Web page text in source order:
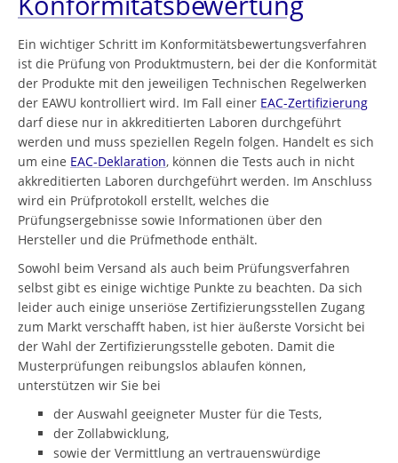
Ein wichtiger Schritt im Konformitätsbewertungsverfahren
ist die Prüfung von Produktmustern, bei der die Konformität
der Produkte mit den jeweiligen Technischen Regelwerken
der EAWU kontrolliert wird. Im Fall einer EAC-Zertifizierung
darf diese nur in akkreditierten Laboren durchgeführt
werden und muss speziellen Regeln folgen. Handelt es sich
um eine EAC-Deklaration, können die Tests auch in nicht
akkreditierten Laboren durchgeführt werden. Im Anschluss
wird ein Prüfprotokoll erstellt, welches die
Prüfungsergebnisse sowie Informationen über den
Hersteller und die Prüfmethode enthält.
Sowohl beim Versand als auch beim Prüfungsverfahren
selbst gibt es einige wichtige Punkte zu beachten. Da sich
leider auch einige unseriöse Zertifizierungsstellen Zugang
zum Markt verschafft haben, ist hier äußerste Vorsicht bei
der Wahl der Zertifizierungsstelle geboten. Damit die
Musterprüfungen reibungslos ablaufen können,
unterstützen wir Sie bei
der Auswahl geeigneter Muster für die Tests,
der Zollabwicklung,
sowie der Vermittlung an vertrauenswürdige